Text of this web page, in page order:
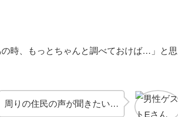
時、もっとちゃんと調べておけば…」と思
周りの住民の声が聞きたい…